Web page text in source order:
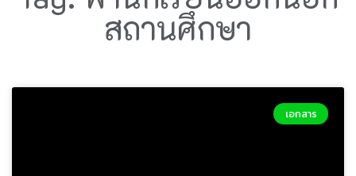
สถานศึกษา
เอกสาร